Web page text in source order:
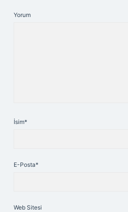
Yorum
İsim*
E-Posta*
Web Sitesi